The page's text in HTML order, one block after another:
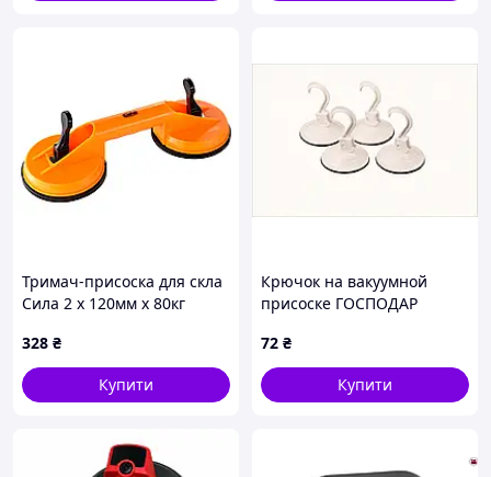
Тримач-присоска для скла
Сила 2 x 120мм x 80кг
328 ₴
Купити
Крючок на вакуумной
присоске ГОСПОДАР
269A3331A
72 ₴
Купити